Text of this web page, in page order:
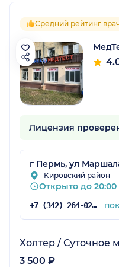
Средний рейтинг
Лицензия
г Пермь, ул
Кировский район
Открыто до 20:00
+7 (342) 264-02-09
Холтер / Суточное
3 500 ₽